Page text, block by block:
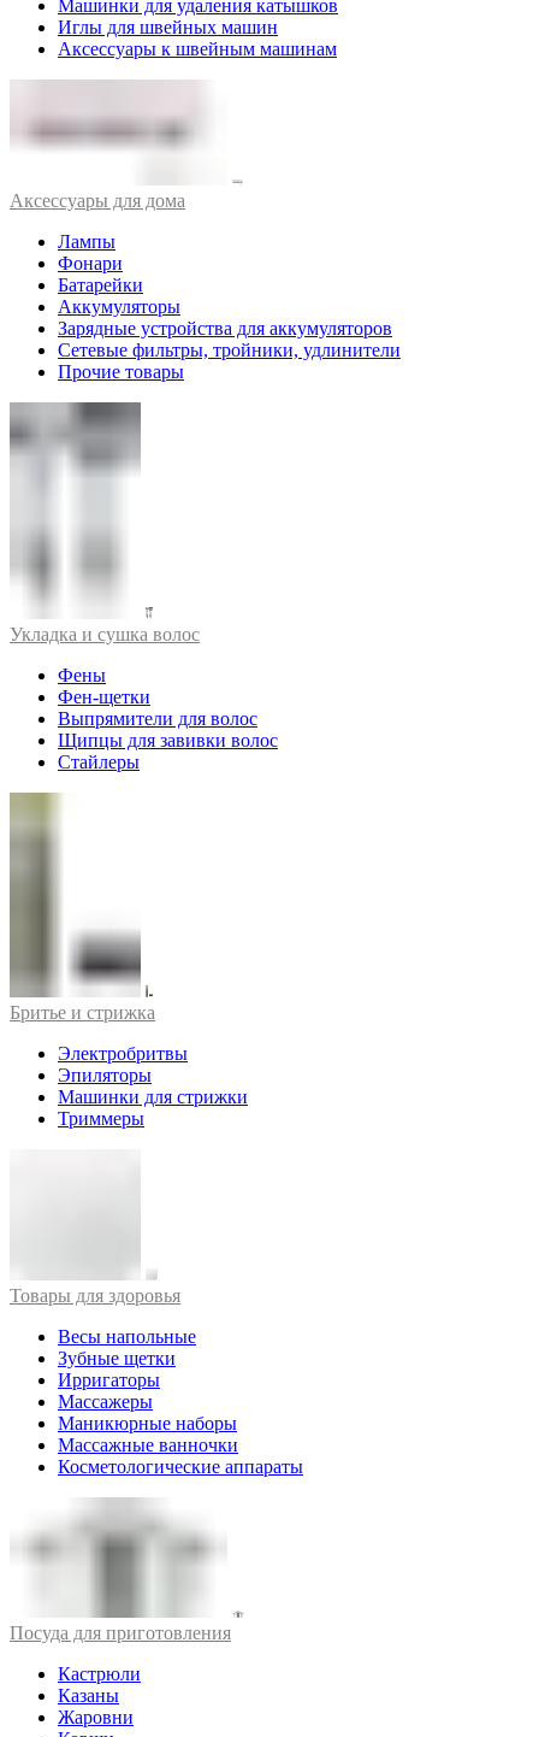
Машинки для удаления катышков
Иглы для швейных машин
Аксессуары к швейным машинам
Аксессуары для дома
Лампы
Фонари
Батарейки
Аккумуляторы
Зарядные устройства для аккумуляторов
Сетевые фильтры, тройники, удлинители
Прочие товары
Укладка и сушка волос
Фены
Фен-щетки
Выпрямители для волос
Щипцы для завивки волос
Стайлеры
Бритье и стрижка
Электробритвы
Эпиляторы
Машинки для стрижки
Триммеры
Товары для здоровья
Весы напольные
Зубные щетки
Ирригаторы
Массажеры
Маникюрные наборы
Массажные ванночки
Косметологические аппараты
Посуда для приготовления
Кастрюли
Казаны
Жаровни